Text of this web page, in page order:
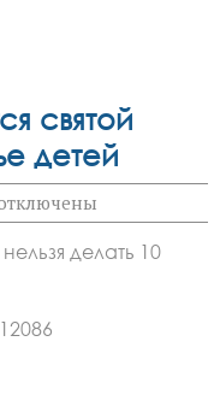
святой
детей
делать 10